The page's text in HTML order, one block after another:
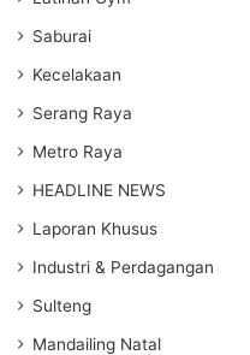
Saburai
Kecelakaan
Serang Raya
Metro Raya
HEADLINE NEWS
Laporan Khusus
Industri & Perdagangan
Sulteng
Mandailing Natal